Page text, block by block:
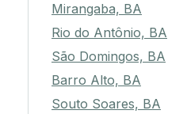
Mirangaba, BA
Rio do Antônio, BA
São Domingos, BA
Barro Alto, BA
Souto Soares, BA